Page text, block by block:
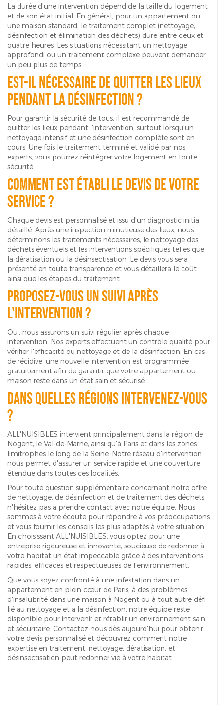
La durée d'une intervention dépend de la taille du logement
et de son état initial. En général, pour un appartement ou
une maison standard, le traitement complet (nettoyage,
désinfection et élimination des déchets) dure entre deux et
quatre heures. Les situations nécessitant un nettoyage
approfondi ou un traitement complexe peuvent demander
un peu plus de temps.
Est-il nécessaire de quitter les lieux
pendant la désinfection ?
Pour garantir la sécurité de tous, il est recommandé de
quitter les lieux pendant l'intervention, surtout lorsqu'un
nettoyage intensif et une désinfection complète sont en
cours. Une fois le traitement terminé et validé par nos
experts, vous pourrez réintégrer votre logement en toute
sécurité.
Comment est établi le devis de votre
service ?
Chaque devis est personnalisé et issu d'un diagnostic initial
détaillé. Après une inspection minutieuse des lieux, nous
déterminons les traitements nécessaires, le nettoyage des
déchets éventuels et les interventions spécifiques telles que
la dératisation ou la désinsectisation. Le devis vous sera
présenté en toute transparence et vous détaillera le coût
ainsi que les étapes du traitement.
Proposez-vous un suivi après
l'intervention ?
Oui, nous assurons un suivi régulier après chaque
intervention. Nos experts effectuent un contrôle qualité pour
vérifier l'efficacité du nettoyage et de la désinfection. En cas
de récidive, une nouvelle intervention est programmée
gratuitement afin de garantir que votre appartement ou
maison reste dans un état sain et sécurisé.
Dans quelles régions intervenez-vous
?
ALL'NUISIBLES intervient principalement dans la région de
Nogent, le Val-de-Marne, ainsi qu'à Paris et dans les zones
limitrophes le long de la Seine. Notre réseau d'intervention
nous permet d'assurer un service rapide et une couverture
étendue dans toutes ces localités.
Pour toute question supplémentaire concernant notre offre
de nettoyage, de désinfection et de traitement des déchets,
n'hésitez pas à prendre contact avec notre équipe. Nous
sommes à votre écoute pour répondre à vos préoccupations
et vous fournir les conseils les plus adaptés à votre situation.
En choisissant ALL'NUISIBLES, vous optez pour une
entreprise rigoureuse et innovante, soucieuse de redonner à
votre habitat un état impeccable grâce à des interventions
rapides, efficaces et respectueuses de l'environnement.
Que vous soyez confronté à une infestation dans un
appartement en plein cœur de Paris, à des problèmes
d'insalubrité dans une maison à Nogent ou à tout autre défi
lié au nettoyage et à la désinfection, notre équipe reste
disponible pour intervenir et rétablir un environnement sain
et sécuritaire. Contactez-nous dès aujourd'hui pour obtenir
votre devis personnalisé et découvrez comment notre
expertise en traitement, nettoyage, dératisation, et
désinsectisation peut redonner vie à votre habitat.